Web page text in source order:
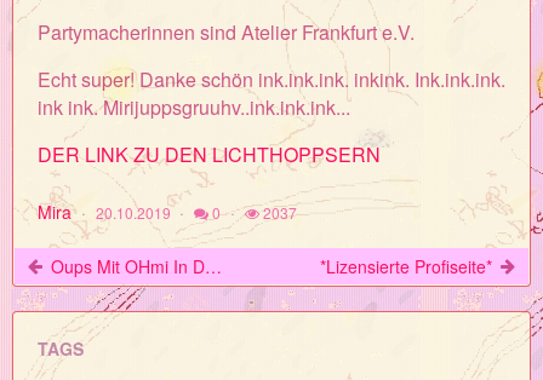
Partymacherinnen sind Atelier Frankfurt e.V.
Echt super! Danke schön ink.ink.ink. inkink. Ink.ink.ink.
ink ink. Mirijuppsgruuhv..ink.ink.ink...
DER LINK ZU DEN LICHTHOPPSERN
Mira 20.10.2019 0 2037
Oups Mit OHmi In Der Literaturgala..Frankfurter Buchmesse..aber Geht Nicht Für Kaninchen ! *Lizensierte Profiseite*
TAGS